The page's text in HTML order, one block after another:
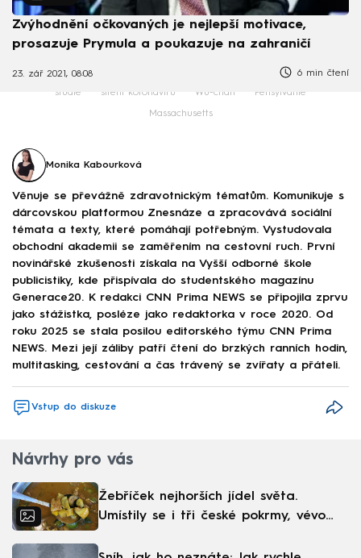
Zvýhodnění očkovaných je nejlepší motivace,
prosazuje Prymula a poukazuje na zahraničí
23. zář 2021, 08:08 6 min čtení
studie šíření koronaviru Wu-chan Pensylvánie
Massachusetts
Monika Kabourková
Věnuje se převážně zdravotnickým tématům. Komunikuje s
dárcovskou platformou Znesnáze a zpracovává sociální
témata a texty, které pomáhají potřebným. Vystudovala
obchodní akademii se zaměřením na cestovní ruch. První
novinářské zkušenosti získala na Vyšší odborné škole
publicistiky, kde přispívala do studentského magazínu
Generace20. K redakci CNN Prima NEWS se připojila zprvu
jako stážistka, posléze jako redaktorka v roce 2020. Od
roku 2025 se stala posilou editorského týmu CNN Prima
NEWS. Mezi její záliby patří čtení do brzkých ranních hodin,
multitasking, cestování a čas trávený se zvířaty a přáteli.
Vstup do diskuze
Návrhy pro vás
Žebříček nejhorších jídel světa.
Umístily se i tři české pokrmy, vévodí